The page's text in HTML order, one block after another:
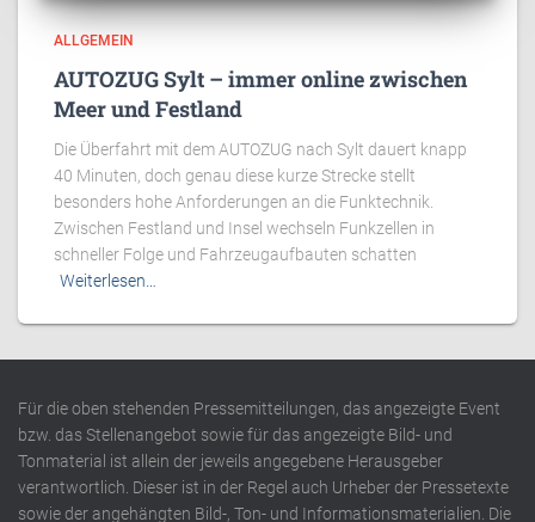
ALLGEMEIN
AUTOZUG Sylt – immer online zwischen
Meer und Festland
Die Überfahrt mit dem AUTOZUG nach Sylt dauert knapp
40 Minuten, doch genau diese kurze Strecke stellt
besonders hohe Anforderungen an die Funktechnik.
Zwischen Festland und Insel wechseln Funkzellen in
schneller Folge und Fahrzeugaufbauten schatten
Weiterlesen…
Für die oben stehenden Pressemitteilungen, das angezeigte Event
bzw. das Stellenangebot sowie für das angezeigte Bild- und
Tonmaterial ist allein der jeweils angegebene Herausgeber
verantwortlich. Dieser ist in der Regel auch Urheber der Pressetexte
sowie der angehängten Bild-, Ton- und Informationsmaterialien. Die